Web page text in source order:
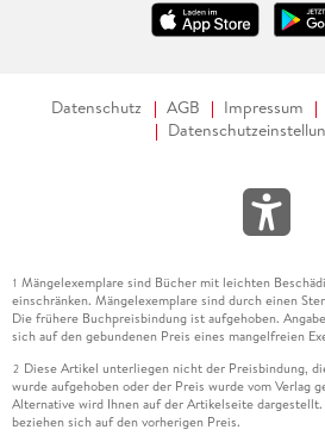
Datenschutz AGB Impressum
1 Mängelexemplare sind Bücher mit leichten
einschränken. Mängelexemplare sind durch einen
Die frühere Buchpreisbindung ist aufgehoben.
sich auf den gebundenen Preis eines mangelfreien
2 Diese Artikel unterliegen nicht der Preisbindung,
wurde aufgehoben oder der Preis wurde vom Verlag
Alternative wird Ihnen auf der Artikelseite dargestellt.
beziehen sich auf den vorherigen Preis.